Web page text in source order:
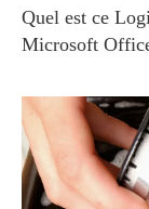
Quel est ce
Microsoft